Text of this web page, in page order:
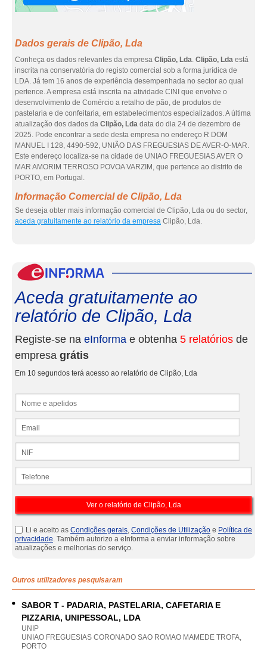
Dados gerais de Clipão, Lda
Conheça os dados relevantes da empresa Clipão, Lda. Clipão, Lda está
inscrita na conservatória do registo comercial sob a forma jurídica de
LDA. Já tem 16 anos de experiência desempenhada no sector ao qual
pertence. A empresa está inscrita na atividade CINI que envolve o
desenvolvimento de Comércio a retalho de pão, de produtos de
pastelaria e de confeitaria, em estabelecimentos especializados. A última
atualização dos dados da Clipão, Lda data do dia 24 de dezembro de
2025. Pode encontrar a sede desta empresa no endereço R DOM
MANUEL I 128, 4490-592, UNIÃO DAS FREGUESIAS DE AVER-O-MAR.
Este endereço localiza-se na cidade de UNIAO FREGUESIAS AVER O
MAR AMORIM TERROSO POVOA VARZIM, que pertence ao distrito de
PORTO, em Portugal.
Informação Comercial de Clipão, Lda
Se deseja obter mais informação comercial de Clipão, Lda ou do sector,
aceda gratuitamente ao relatório da empresa Clipão, Lda.
Aceda gratuitamente ao
relatório de Clipão, Lda
Registe-se na eInforma e obtenha 5 relatórios de
empresa grátis
Em 10 segundos terá acesso ao relatório de Clipão, Lda
Li e aceito as Condições gerais, Condições de Utilização e Política de
privacidade. Também autorizo a eInforma a enviar informação sobre
atualizações e melhorias do serviço.
Outros utilizadores pesquisaram
SABOR T - PADARIA, PASTELARIA, CAFETARIA E
PIZZARIA, UNIPESSOAL, LDA
UNIP
UNIAO FREGUESIAS CORONADO SAO ROMAO MAMEDE TROFA,
PORTO